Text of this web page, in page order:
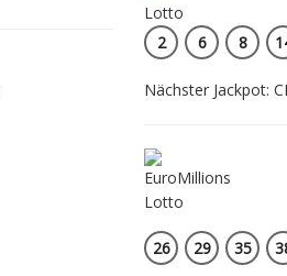
2 6 8
Nächster Jackpot:
26 29 35